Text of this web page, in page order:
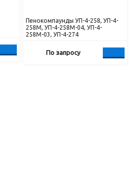
Пенокомпаунды УП-4-258, УП-4-
258М, УП-4-258М-04, УП-4-
258М-03, УП-4-274
По запросу